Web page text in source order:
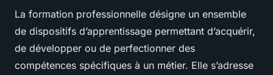
La formation professionnelle désigne un ensemble
de dispositifs d’apprentissage permettant d’acquérir,
de développer ou de perfectionner des
compétences spécifiques à un métier. Elle s’adresse